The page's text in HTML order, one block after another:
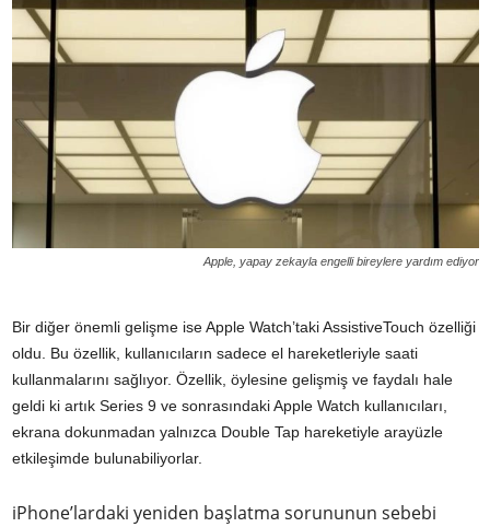
Apple, yapay zekayla engelli bireylere yardım ediyor
Bir diğer önemli gelişme ise Apple Watch’taki AssistiveTouch özelliği
oldu. Bu özellik, kullanıcıların sadece el hareketleriyle saati
kullanmalarını sağlıyor. Özellik, öylesine gelişmiş ve faydalı hale
geldi ki artık Series 9 ve sonrasındaki Apple Watch kullanıcıları,
ekrana dokunmadan yalnızca Double Tap hareketiyle arayüzle
etkileşimde bulunabiliyorlar.
iPhone’lardaki yeniden başlatma sorununun sebebi